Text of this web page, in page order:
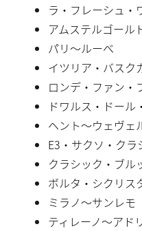
ラ・フレーシュ・
アムステルゴール
パリ〜ルーベ
イツリア・バスク
ロンデ・ファン・
ドワルス・ドール
ヘント〜ウェヴェ
E3・サクソ・クラ
クラシック・ブル
ボルタ・シクリス
ミラノ〜サンレモ
ティレーノ〜アド